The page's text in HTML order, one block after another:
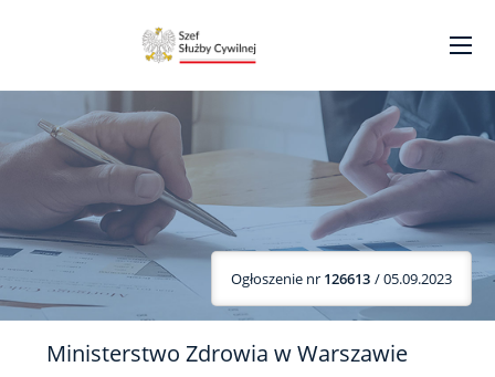
Ogłoszenie nr 126613 / 05.09.2023
Ministerstwo Zdrowia w Warszawie